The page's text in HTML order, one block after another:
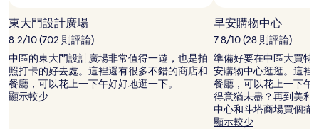
可
能
受
到
其
他
條
東大門設計廣場
8.2/10 (702 則評論)
中區的東大門設計廣場非常值得一遊，也是拍
照打卡的好去處。這裡還有很多不錯的商店和
餐廳，可以花上一下午好好地逛一下。
顯示較少
早安購物中心
7.8/10 (28 則評論)
準備好要在中區大買特
安購物中心逛逛。這裡
餐廳，可以花上一下午
得意猶未盡？再到美利
中心和斗塔商場買個痛
顯示較少